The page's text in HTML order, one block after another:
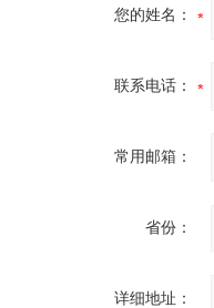
您的姓名：
联系电话：
常用邮箱：
省份：
详细地址：